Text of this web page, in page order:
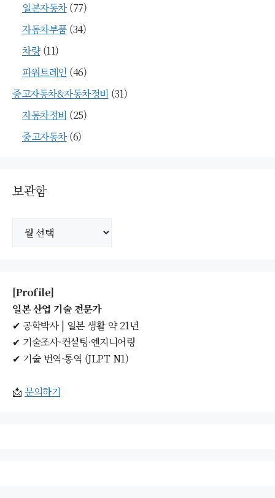
일본자동차(77)
자동차부품(34)
차량(11)
파워트레인 (46)
중고자동차&자동차정비 (31)
자동차정비 (25)
중고자동차(6)
보관함
[Profile]
일본 산업 기술 전문가
✔ 공학박사 | 일본 생활 약 21년
✔ 기술조사·컨설팅·엔지니어링
✔ 기술 번역·통역 (JLPT N1)
📩 문의하기